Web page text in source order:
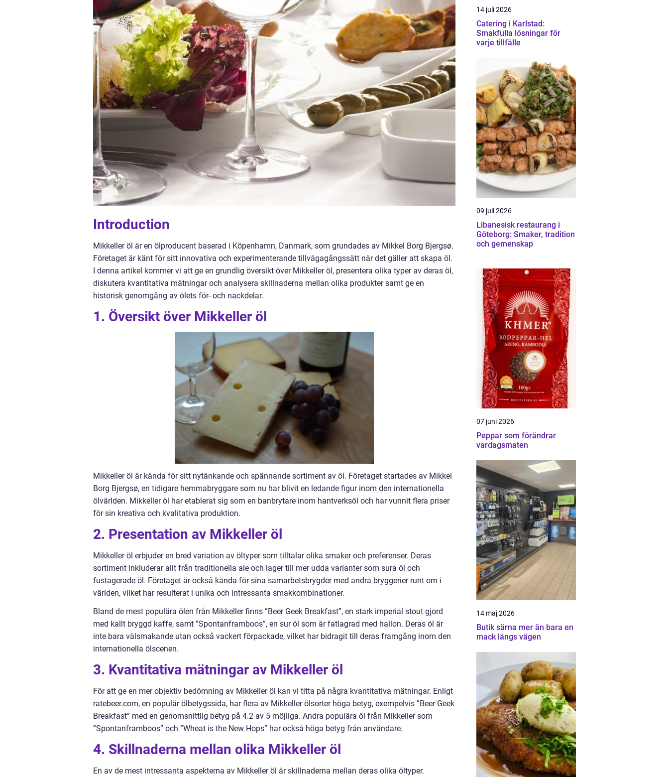
Introduction
Mikkeller öl är en ölproducent baserad i Köpenhamn, Danmark, som grundades av Mikkel Borg Bjergsø.
Företaget är känt för sitt innovativa och experimenterande tillvägagångssätt när det gäller att skapa öl.
I denna artikel kommer vi att ge en grundlig översikt över Mikkeller öl, presentera olika typer av deras öl,
diskutera kvantitativa mätningar och analysera skillnaderna mellan olika produkter samt ge en
historisk genomgång av ölets för- och nackdelar.
1. Översikt över Mikkeller öl
Mikkeller öl är kända för sitt nytänkande och spännande sortiment av öl. Företaget startades av Mikkel
Borg Bjergsø, en tidigare hemmabryggare som nu har blivit en ledande figur inom den internationella
ölvärlden. Mikkeller öl har etablerat sig som en banbrytare inom hantverksöl och har vunnit flera priser
för sin kreativa och kvalitativa produktion.
2. Presentation av Mikkeller öl
Mikkeller öl erbjuder en bred variation av öltyper som tilltalar olika smaker och preferenser. Deras
sortiment inkluderar allt från traditionella ale och lager till mer udda varianter som sura öl och
fustagerade öl. Företaget är också kända för sina samarbetsbrygder med andra bryggerier runt om i
världen, vilket har resulterat i unika och intressanta smakkombinationer.
Bland de mest populära ölen från Mikkeller finns ”Beer Geek Breakfast”, en stark imperial stout gjord
med kallt bryggd kaffe, samt ”Spontanframboos”, en sur öl som är fatlagrad med hallon. Deras öl är
inte bara välsmakande utan också vackert förpackade, vilket har bidragit till deras framgång inom den
internationella ölscenen.
3. Kvantitativa mätningar av Mikkeller öl
För att ge en mer objektiv bedömning av Mikkeller öl kan vi titta på några kvantitativa mätningar. Enligt
ratebeer.com, en populär ölbetygssida, har flera av Mikkeller ölsorter höga betyg, exempelvis ”Beer Geek
Breakfast” med en genomsnittlig betyg på 4.2 av 5 möjliga. Andra populära öl från Mikkeller som
”Spontanframboos” och ”Wheat is the New Hops” har också höga betyg från användare.
4. Skillnaderna mellan olika Mikkeller öl
En av de mest intressanta aspekterna av Mikkeller öl är skillnaderna mellan deras olika öltyper.
14 juli 2026
Catering i Karlstad:
Smakfulla lösningar för
varje tillfälle
09 juli 2026
Libanesisk restaurang i
Göteborg: Smaker, tradition
och gemenskap
07 juni 2026
Peppar som förändrar
vardagsmaten
14 maj 2026
Butik särna mer än bara en
mack längs vägen